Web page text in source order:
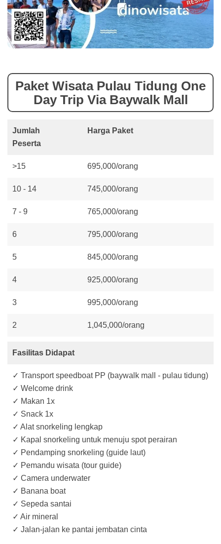
Paket Wisata Pulau Tidung One
Day Trip Via Baywalk Mall
Jumlah
Peserta
Harga Paket
>15 695,000/orang
10 - 14 745,000/orang
7 - 9 765,000/orang
6 795,000/orang
5 845,000/orang
4 925,000/orang
3 995,000/orang
2 1,045,000/orang
Fasilitas Didapat
✓ Transport speedboat PP (baywalk mall - pulau tidung)
✓ Welcome drink
✓ Makan 1x
✓ Snack 1x
✓ Alat snorkeling lengkap
✓ Kapal snorkeling untuk menuju spot perairan
✓ Pendamping snorkeling (guide laut)
✓ Pemandu wisata (tour guide)
✓ Camera underwater
✓ Banana boat
✓ Sepeda santai
✓ Air mineral
✓ Jalan-jalan ke pantai jembatan cinta